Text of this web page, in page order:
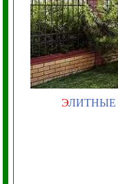
ЭЛИТНЫЕ